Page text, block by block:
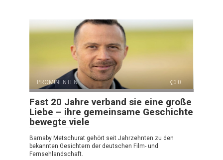
PROMINENTEN 0
Fast 20 Jahre verband sie eine große
Liebe – ihre gemeinsame Geschichte
bewegte viele
Barnaby Metschurat gehört seit Jahrzehnten zu den
bekannten Gesichtern der deutschen Film- und
Fernsehlandschaft.